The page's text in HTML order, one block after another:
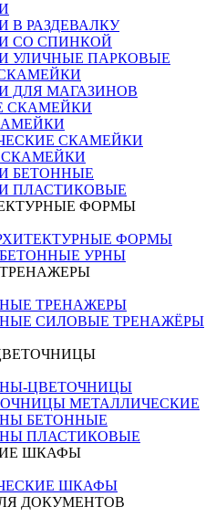
В РАЗДЕВАЛКУ
СО СПИНКОЙ
УЛИЧНЫЕ ПАРКОВЫЕ
ДЛЯ МАГАЗИНОВ
СКАМЕЙКИ
СКАМЕЙКИ
БЕТОННЫЕ
ПЛАСТИКОВЫЕ
ФОРМЫ
ФОРМЫ
УРНЫ
ТРЕНАЖЕРЫ
СИЛОВЫЕ ТРЕНАЖЁРЫ
ЦВЕТОЧНИЦЫ
МЕТАЛЛИЧЕСКИЕ
БЕТОННЫЕ
ПЛАСТИКОВЫЕ
ШКАФЫ
ШКАФЫ
ДОКУМЕНТОВ